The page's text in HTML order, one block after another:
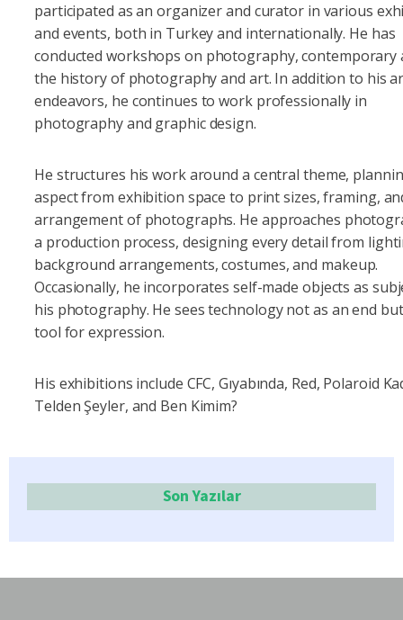
participated as an organizer and curator in various
and events, both in Turkey and internationally. He has
conducted workshops on photography, contemporary
the history of photography and art. In addition to his
endeavors, he continues to work professionally in
photography and graphic design.
He structures his work around a central theme,
aspect from exhibition space to print sizes, framing,
arrangement of photographs. He approaches
a production process, designing every detail from
background arrangements, costumes, and makeup.
Occasionally, he incorporates self-made objects as
his photography. He sees technology not as an end
tool for expression.
His exhibitions include CFC, Gıyabında, Red, Polaroid
Telden Şeyler, and Ben Kimim?
Son Yazılar